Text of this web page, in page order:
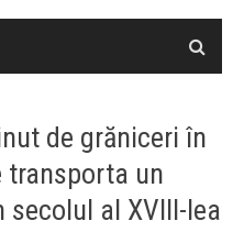
de grăniceri în
transporta un
al XVIII-lea